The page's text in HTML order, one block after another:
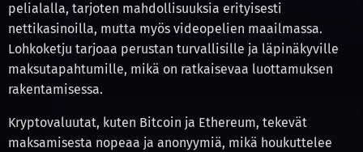
pelialalla, tarjoten mahdollisuuksia erityisesti
nettikasinoilla, mutta myös videopelien maailmassa.
Lohkoketju tarjoaa perustan turvallisille ja läpinäkyville
maksutapahtumille, mikä on ratkaisevaa luottamuksen
rakentamisessa.
Kryptovaluutat, kuten Bitcoin ja Ethereum, tekevät
maksamisesta nopeaa ja anonyymiä, mikä houkuttelee